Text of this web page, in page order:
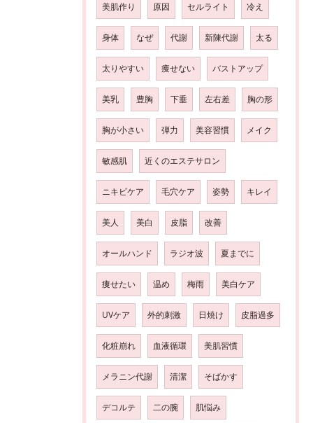
美肌作り 原因 セルライト 冷え
身体 なぜ 代謝 新陳代謝 太る
太りやすい 痩せない バストアップ
美乳 豊胸 下垂 左右差 胸の形
胸が小さい 弾力 美容習慣 メイク
敏感肌 近くのエステサロン
ニキビケア 毛穴ケア 姿勢 キレイ
美人 美白 皮脂 改善
オールハンド ラジオ波 夏までに
痩せたい 温め 梅雨 美白ケア
UVケア 外的刺激 日焼け 皮脂過多
化粧崩れ 血液循環 美肌習慣
メラニン代謝 清潔 そばかす
デコルテ 二の腕 肌悩み